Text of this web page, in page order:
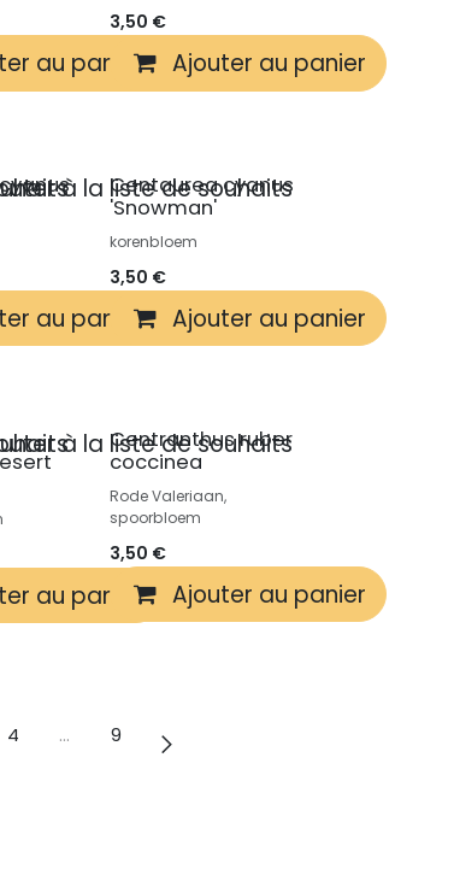
au panier
3,50 €
Ajouter au panier
au panier
Centaurea cyanus
'Snowman'
korenbloem
3,50 €
Ajouter au panier
à la liste de souhaits
au panier
Centranthus ruber
coccinea
Rode Valeriaan,
spoorbloem
3,50 €
Ajouter au panier
à la liste de souhaits
4 … 9